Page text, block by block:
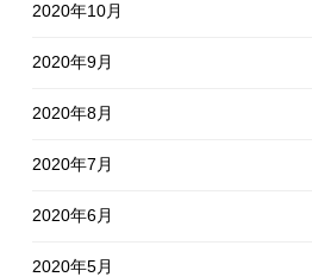
2020年10月
2020年9月
2020年8月
2020年7月
2020年6月
2020年5月